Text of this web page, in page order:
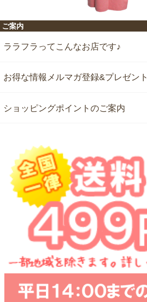
ご案内
ララフラってこんなお店です♪
お得な情報メルマガ登録&プレゼント
ショッピングポイントのご案内